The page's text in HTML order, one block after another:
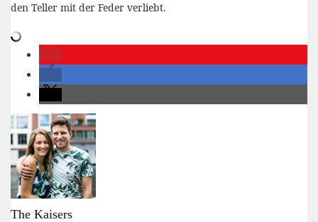
den Teller mit der Feder verliebt.
The Kaisers